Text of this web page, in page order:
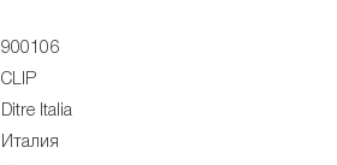
900106
CLIP
Ditre Italia
Италия